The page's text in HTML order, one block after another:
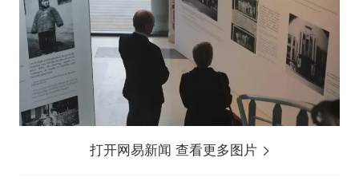
打开网易新闻 查看更多图片